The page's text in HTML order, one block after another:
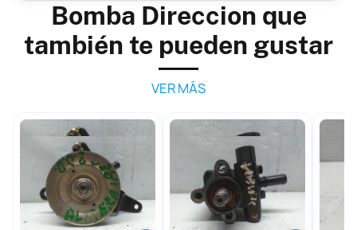
Bomba Direccion que
también te pueden gustar
VER MÁS